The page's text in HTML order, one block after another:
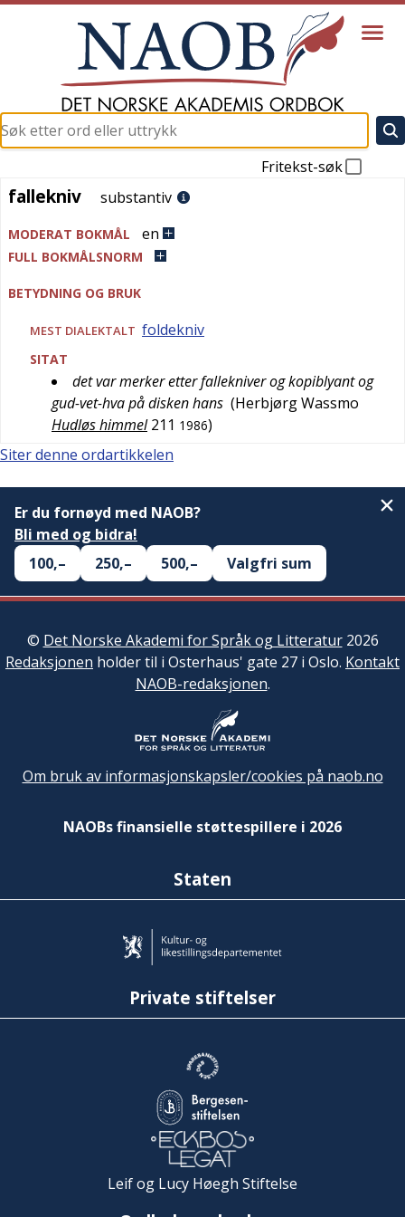
Fritekst-søk
fallekniv
fallekniv substantiv
MODERAT BOKMÅL en
FULL BOKMÅLSNORM
BETYDNING OG BRUK
MEST DIALEKTALT foldekniv
SITAT
det var merker etter fallekniver og kopiblyant og
gud-vet-hva på disken hans (Herbjørg Wassmo
Hudløs himmel 211 1986)
Siter denne ordartikkelen
Er du fornøyd med NAOB?
Bli med og bidra!
100,–
250,– 500,– Valgfri sum
© Det Norske Akademi for Språk og Litteratur2026
Redaksjonen holder til i Osterhaus' gate 27 i Oslo. Kontakt
NAOB-redaksjonen.
Om bruk av informasjonskapsler/cookies på naob.no
NAOBs finansielle støttespillere i 2026
Staten
Private stiftelser
Leif og Lucy Høegh Stiftelse